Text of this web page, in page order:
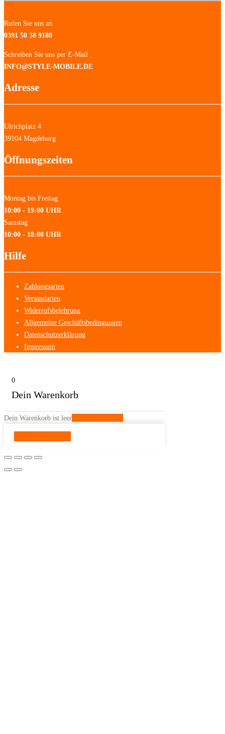
Rufen Sie uns an
0391 50 38 9180
Schreiben Sie uns per E-Mail
INFO@STYLE-MOBILE.DE
Adresse
Ulrichplatz 4
39104 Magdeburg
Öffnungszeiten
Montag bis Freitag
10:00 - 19:00 UHR
Samstag
10:00 - 18:00 UHR
Hilfe
Zahlungsarten
Versandarten
Widerrufsbelehrung
Allgemeine Geschäftsbedingungen
Datenschutzerklärung
Impressum
0
Dein Warenkorb
Dein Warenkorb ist leer